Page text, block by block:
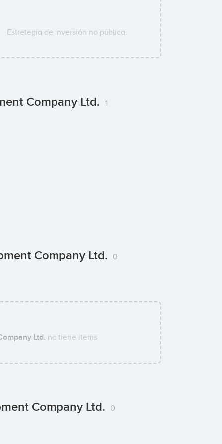
Estretegía de inversión no pública.
Company Ltd. 1
Company Ltd. 0
Ltd. no tiene items
Company Ltd. 0